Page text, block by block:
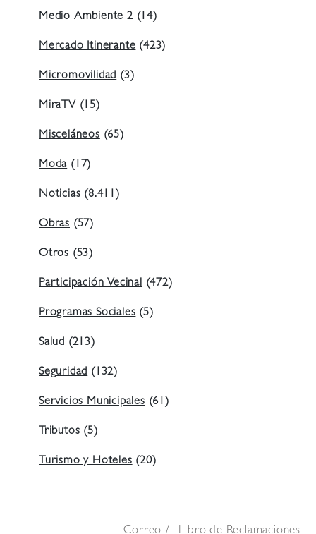
Medio Ambiente 2(14)
Mercado Itinerante (423)
Micromovilidad (3)
MiraTV (15)
Misceláneos (65)
Moda (17)
Noticias (8.411)
Obras (57)
Otros (53)
Participación Vecinal (472)
Programas Sociales (5)
Salud (213)
Seguridad (132)
Servicios Municipales (61)
Tributos (5)
Turismo y Hoteles (20)
Correo Libro de Reclamaciones